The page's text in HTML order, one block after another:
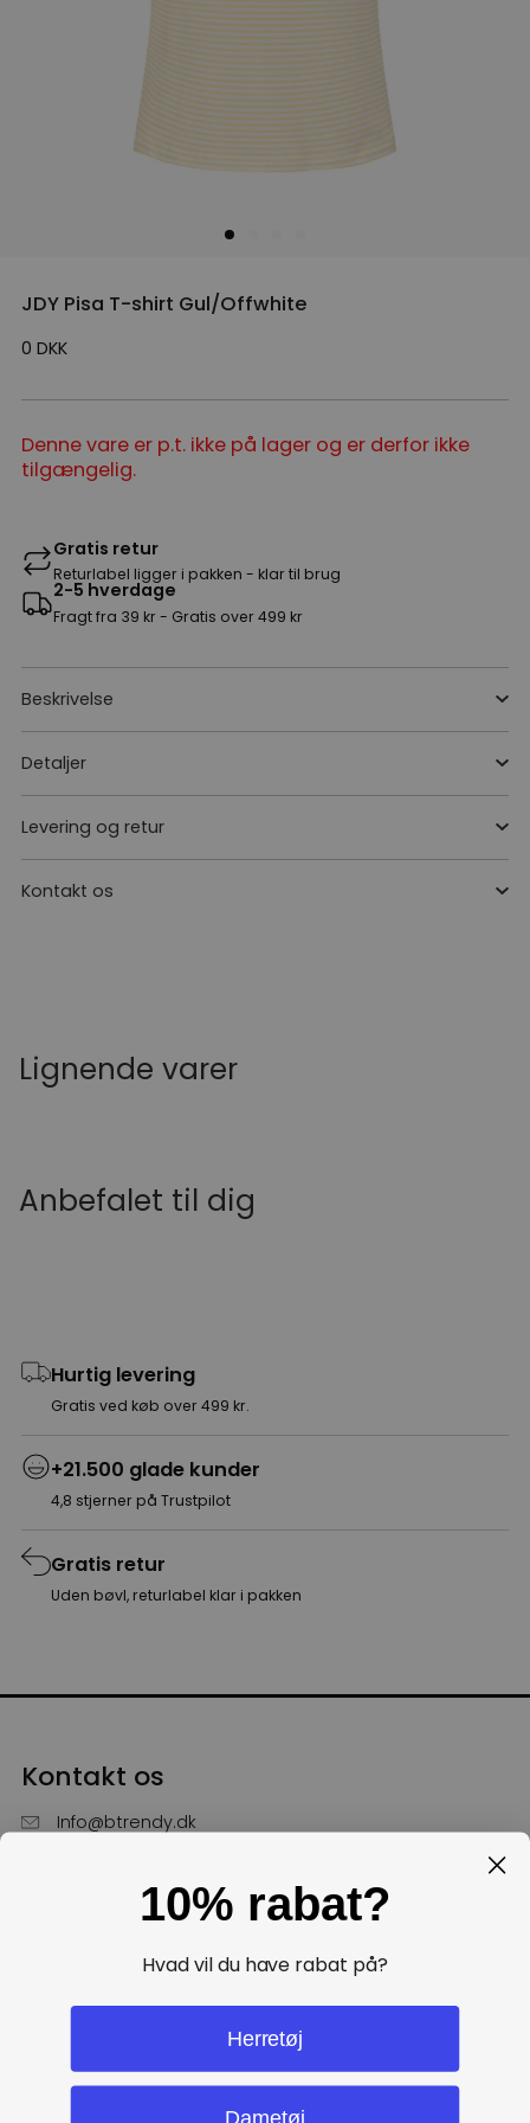
JDY Pisa T-shirt Gul/Offwhite
0 DKK
Denne vare er p.t. ikke på lager og er derfor ikke
tilgængelig.
Gratis retur
Returlabel ligger i pakken - klar til brug
2-5 hverdage
Fragt fra 39 kr - Gratis over 499 kr
Beskrivelse
Detaljer
Levering og retur
Kontakt os
Lignende varer
Anbefalet til dig
Hurtig levering
Gratis ved køb over 499 kr.
+21.500 glade kunder
4,8 stjerner på Trustpilot
Gratis retur
Uden bøvl, returlabel klar i pakken
Kontakt os
Info@btrendy.dk
Hverdage fra kl. 10 - 16
10% rabat?
Hvad vil du have rabat på?
Herretøj